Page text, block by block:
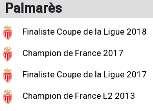
Palmarès
Finaliste Coupe de la Ligue 2018
Champion de France 2017
Finaliste Coupe de la Ligue 2017
Champion de France L2 2013